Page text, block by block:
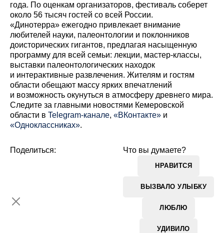
года. По оценкам организаторов, фестиваль соберет
около 56 тысяч гостей со всей России.
«Динотерра» ежегодно привлекает внимание
любителей науки, палеонтологии и поклонников
доисторических гигантов, предлагая насыщенную
программу для всей семьи: лекции, мастер-классы,
выставки палеонтологических находок
и интерактивные развлечения. Жителям и гостям
области обещают массу ярких впечатлений
и возможность окунуться в атмосферу древнего мира.
Cледите за главными новостями Кемеровской
области в Telegram-канале, «ВКонтакте» и
«Одноклассниках».
Что вы думаете?
НРАВИТСЯ
ВЫЗВАЛО УЛЫБКУ
ЛЮБЛЮ
УДИВИЛО
Поделиться: